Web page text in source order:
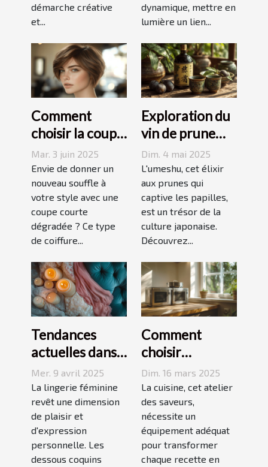
démarche créative
et...
dynamique, mettre en
lumière un lien...
Comment
choisir la coupe
courte
dégradée
parfaite pour
votre visage
Mar. 3 juin 2025
Envie de donner un
nouveau souffle à
votre style avec une
coupe courte
dégradée ? Ce type
de coiffure...
Exploration du
vin de prune
umeshu :
origines,
saveurs et
accords
Dim. 4 mai 2025
L'umeshu, cet élixir
aux prunes qui
captive les papilles,
est un trésor de la
culture japonaise.
Découvrez...
Tendances
actuelles dans
les dessous
coquins pour
femmes
Mer. 9 avril 2025
La lingerie féminine
revêt une dimension
de plaisir et
d'expression
personnelle. Les
dessous coquins
Comment
choisir
l'équipement
de cuisine idéal
pour vos
recettes
Dim. 16 mars 2025
La cuisine, cet atelier
des saveurs,
nécessite un
équipement adéquat
pour transformer
chaque recette en